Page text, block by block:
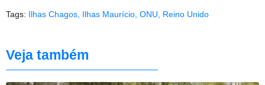
Tags: Ilhas Chagos, Ilhas Maurício, ONU, Reino Unido
Veja também